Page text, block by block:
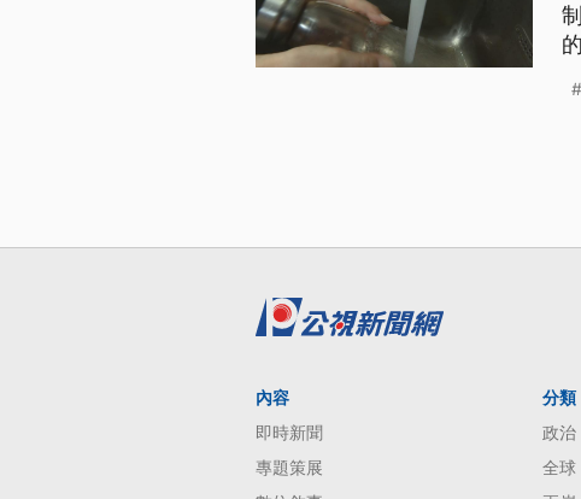
內容
即時新聞
專題策展
分類
政治
全球